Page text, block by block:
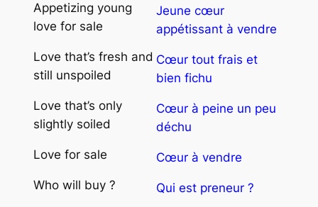
Appetizing young
love for sale
Love that’s fresh and
still unspoiled
Love that’s only
slightly soiled
Love for sale
Who will buy ?
Jeune cœur
appétissant à vendre
Cœur tout frais et
bien fichu
Cœur à peine un peu
déchu
Cœur à vendre
Qui est preneur ?